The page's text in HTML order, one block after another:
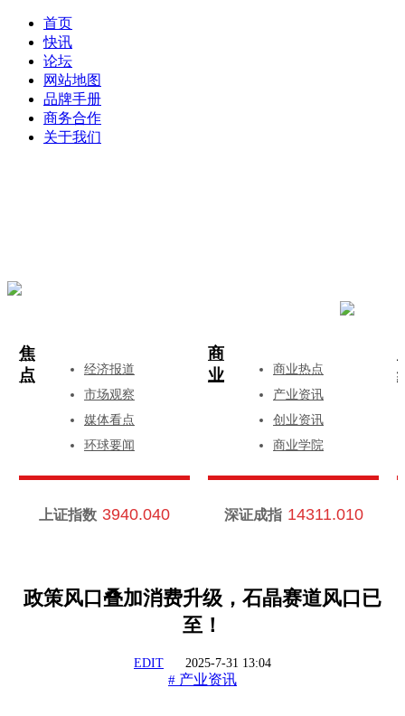
首页
快讯
论坛
网站地图
品牌手册
商务合作
关于我们
焦
点
经济报道
市场观察
媒体看点
环球要闻
商
业
商业热点
产业资讯
创业资讯
商业学院
上证指数 3940.040 深证成指 14311.010
政策风口叠加消费升级，石晶赛道风口已
至！
EDIT 2025-7-31 13:04
# 产业资讯